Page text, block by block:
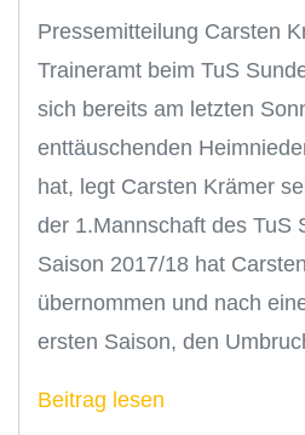
Pressemitteilung Carsten
Traineramt beim TuS
sich bereits am letzten
enttäuschenden
hat, legt Carsten Krämer
der 1.Mannschaft des TuS
Saison 2017/18 hat
übernommen und nach
ersten Saison, den
Beitrag lesen